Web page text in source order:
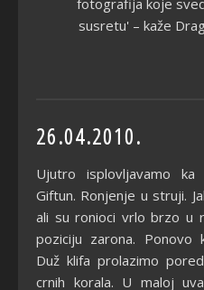
fotografija koje
susretu' – kaže
26.04.2010.
Ujutro isplovljavamo ka
Giftun. Ronjenje u struji.
ali su ronioci vrlo brzo u
poziciju zarona. Ponovo
Duž klifa prolazimo
crnih korala. U maloj